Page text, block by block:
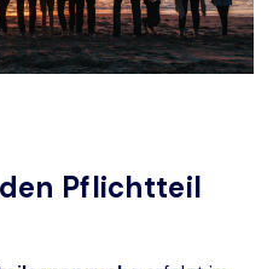
Pflichtteil